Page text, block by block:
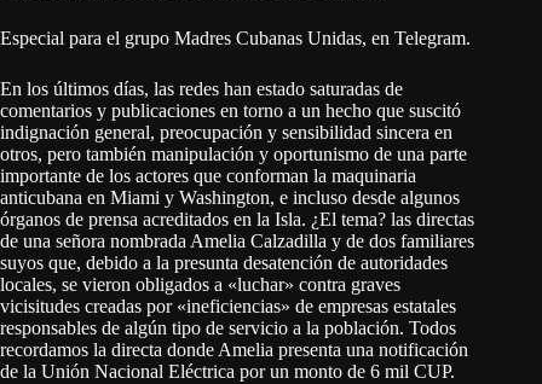
Especial para el grupo Madres Cubanas Unidas, en Telegram.
En los últimos días, las redes han estado saturadas de
comentarios y publicaciones en torno a un hecho que suscitó
indignación general, preocupación y sensibilidad sincera en
otros, pero también manipulación y oportunismo de una parte
importante de los actores que conforman la maquinaria
anticubana en Miami y Washington, e incluso desde algunos
órganos de prensa acreditados en la Isla. ¿El tema? las directas
de una señora nombrada Amelia Calzadilla y de dos familiares
suyos que, debido a la presunta desatención de autoridades
locales, se vieron obligados a «luchar» contra graves
vicisitudes creadas por «ineficiencias» de empresas estatales
responsables de algún tipo de servicio a la población. Todos
recordamos la directa donde Amelia presenta una notificación
de la Unión Nacional Eléctrica por un monto de 6 mil CUP.